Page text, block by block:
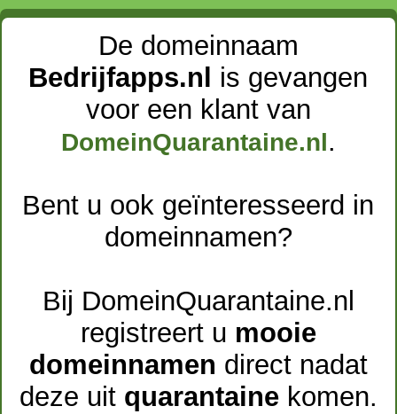
De domeinnaam
Bedrijfapps.nl
is gevangen
voor een klant van
DomeinQuarantaine.nl .
Bent u ook geïnteresseerd in
domeinnamen?
Bij DomeinQuarantaine.nl
registreert u mooie
domeinnamen direct nadat
deze uit quarantainekomen.